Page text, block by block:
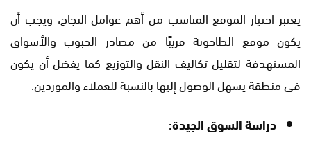
يعتبر اختيار الموقع المناسب من أهم عوامل النجاح، ويجب أن
يكون موقع الطاحونة قريبًا من مصادر الحبوب والأسواق
المستهدفة لتقليل تكاليف النقل والتوزيع كما يفضل أن يكون
في منطقة يسهل الوصول إليها بالنسبة للعملاء والموردين.
دراسة السوق الجيدة: